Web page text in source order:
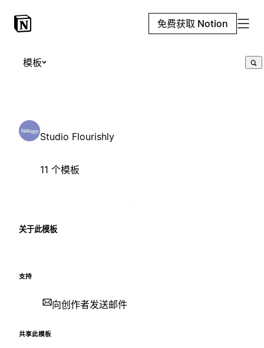
免费获取 Notion
模板
Studio Flourishly
11 个模板
关于此模板
支持
向创作者发送邮件
共享此模板